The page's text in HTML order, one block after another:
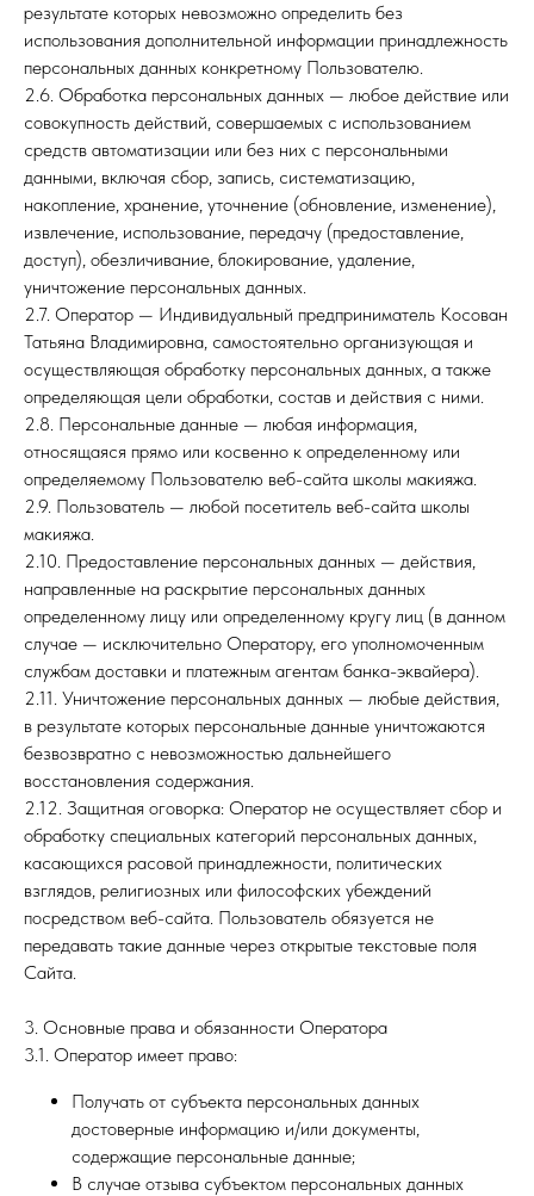
результате которых невозможно определить без
использования дополнительной информации принадлежность
персональных данных конкретному Пользователю.
2.6. Обработка персональных данных — любое действие или
совокупность действий, совершаемых с использованием
средств автоматизации или без них с персональными
данными, включая сбор, запись, систематизацию,
накопление, хранение, уточнение (обновление, изменение),
извлечение, использование, передачу (предоставление,
доступ), обезличивание, блокирование, удаление,
уничтожение персональных данных.
2.7. Оператор — Индивидуальный предприниматель Косован
Татьяна Владимировна, самостоятельно организующая и
осуществляющая обработку персональных данных, а также
определяющая цели обработки, состав и действия с ними.
2.8. Персональные данные — любая информация,
относящаяся прямо или косвенно к определенному или
определяемому Пользователю веб-сайта школы макияжа.
2.9. Пользователь — любой посетитель веб-сайта школы
макияжа.
2.10. Предоставление персональных данных — действия,
направленные на раскрытие персональных данных
определенному лицу или определенному кругу лиц (в данном
случае — исключительно Оператору, его уполномоченным
службам доставки и платежным агентам банка-эквайера).
2.11. Уничтожение персональных данных — любые действия,
в результате которых персональные данные уничтожаются
безвозвратно с невозможностью дальнейшего
восстановления содержания.
2.12. Защитная оговорка: Оператор не осуществляет сбор и
обработку специальных категорий персональных данных,
касающихся расовой принадлежности, политических
взглядов, религиозных или философских убеждений
посредством веб-сайта. Пользователь обязуется не
передавать такие данные через открытые текстовые поля
Сайта.
3. Основные права и обязанности Оператора
3.1. Оператор имеет право:
Получать от субъекта персональных данных
достоверные информацию и/или документы,
содержащие персональные данные;
В случае отзыва субъектом персональных данных